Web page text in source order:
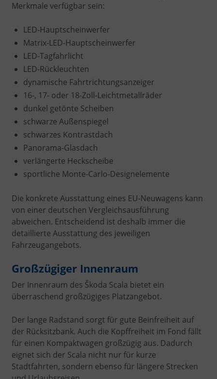
Merkmale verfügbar sein:
LED-Hauptscheinwerfer
Matrix-LED-Hauptscheinwerfer
LED-Tagfahrlicht
LED-Rückleuchten
dynamische Fahrtrichtungsanzeiger
16-, 17- oder 18-Zoll-Leichtmetallräder
dunkel getönte Scheiben
schwarze Außenspiegel
schwarzes Kontrastdach
Panorama-Glasdach
verlängerte Heckscheibe
sportliche Monte-Carlo-Designelemente
Die konkrete Ausstattung eines EU-Neuwagens kann
von einer deutschen Vergleichsausführung
abweichen. Entscheidend ist deshalb immer die
detaillierte Ausstattung des jeweiligen
Fahrzeugangebots.
Großzügiger Innenraum
Der Innenraum des Škoda Scala bietet ein
überraschend großzügiges Platzangebot.
Der lange Radstand sorgt für gute Beinfreiheit auf
der Rücksitzbank. Auch die Kopffreiheit im Fond fällt
für einen Kompaktwagen großzügig aus. Dadurch
eignet sich der Scala nicht nur für kurze
Stadtfahrten, sondern ebenso für längere Strecken